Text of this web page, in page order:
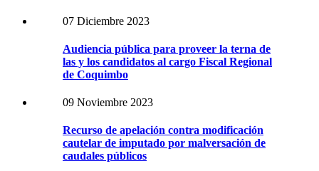
07 Diciembre 2023
Audiencia pública para proveer la terna de
las y los candidatos al cargo Fiscal Regional
de Coquimbo
09 Noviembre 2023
Recurso de apelación contra modificación
cautelar de imputado por malversación de
caudales públicos